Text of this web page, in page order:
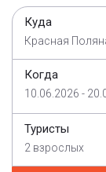
Куда
Красная
Когда
10.06.2026 -
Туристы
2 взрослых